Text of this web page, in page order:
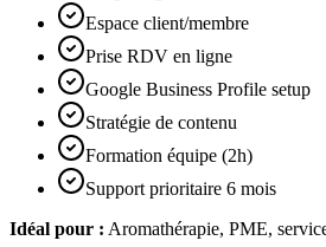
Espace client/membre
Prise RDV en ligne
Google Business Profile setup
Stratégie de contenu
Formation équipe (2h)
Support prioritaire 6 mois
Idéal pour : Aromathérapie, PME,